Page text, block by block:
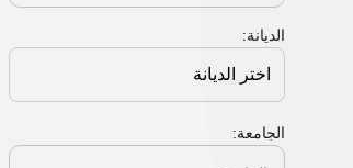
الديانة:
الجامعة: